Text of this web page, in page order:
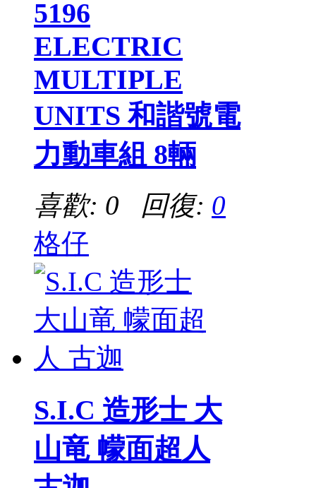
5196
ELECTRIC
MULTIPLE
UNITS 和諧號電
力動車組 8輛
喜歡: 0 回復: 0
格仔
S.I.C 造形士 大
山竜 幪面超人